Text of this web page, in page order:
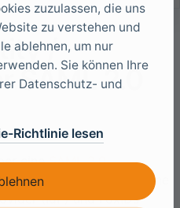
/
SAML 2.0
eineSAML 2.0
werden. PingOne
(IdP) und FoxIDs
zuzulassen, die uns
zu verstehen und
ablehnen, um nur
Sie können Ihre
Datenschutz- und
Richtlinie lesen